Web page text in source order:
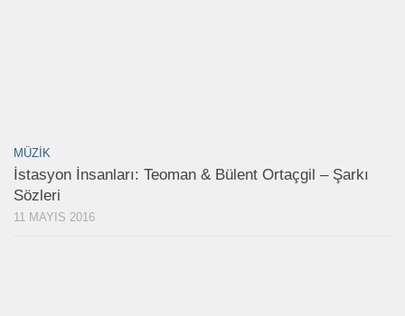
MÜZIK
İstasyon İnsanları: Teoman & Bülent Ortaçgil – Şarkı
Sözleri
11 MAYIS 2016